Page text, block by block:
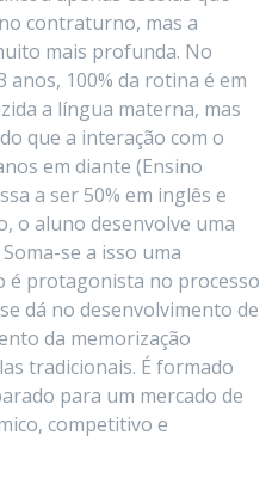
contraturno, mas a
mais profunda. No
anos, 100% da rotina é em
a língua materna, mas
que a interação com o
em diante (Ensino
a ser 50% em inglês e
o aluno desenvolve uma
se a isso uma
é protagonista no processo
dá no desenvolvimento de
da memorização
tradicionais. É formado
para um mercado de
competitivo e